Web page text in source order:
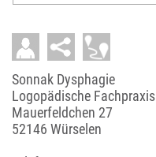
Sonnak Dysphagie
Logopädische Fachpraxis
Mauerfeldchen 27
52146 Würselen